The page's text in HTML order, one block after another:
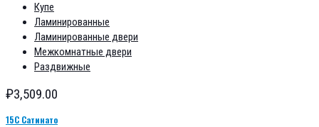
Купе
Ламинированные
Ламинированные двери
Межкомнатные двери
Раздвижные
₽3,509.00
15С Сатинато